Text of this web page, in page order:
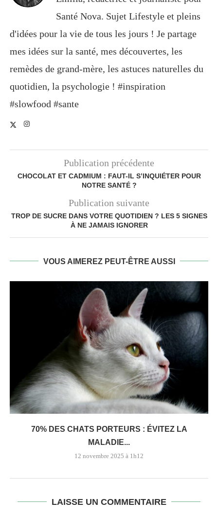
Santé Nova. Sujet Lifestyle et pleins
d'idées pour la vie de tous les jours ! Je partage
mes idées sur la santé, mes découvertes, les
remèdes de grand-mère, les astuces naturelles du
quotidien, la psychologie ! #inspiration
#slowfood #sante
Publication précédente
CHOCOLAT ET CADMIUM : FAUT-IL S’INQUIÉTER POUR
NOTRE SANTÉ ?
Publication suivante
TROP DE SUCRE DANS VOTRE QUOTIDIEN ? LES 5 SIGNES
À NE JAMAIS IGNORER
VOUS AIMEREZ PEUT-ÊTRE AUSSI
70% DES CHATS PORTEURS : ÉVITEZ LA
MALADIE...
12 novembre 2025 à 1h12
LAISSE UN COMMENTAIRE